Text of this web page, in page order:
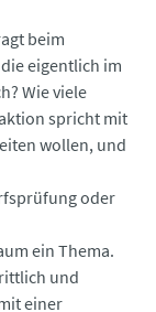
beim
eigentlich im
Wie viele
spricht mit
wollen, und
oder
ein Thema.
und
einer